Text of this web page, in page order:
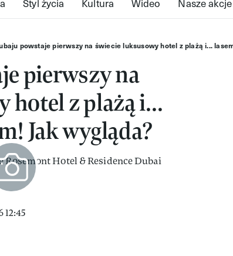
powstaje pierwszy na świecie luksusowy hotel z plażą i...
pierwszy na
hotel z plażą i...
Jak wygląda?